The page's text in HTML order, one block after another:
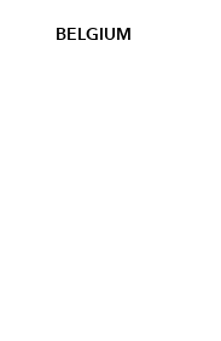
BELGIUM